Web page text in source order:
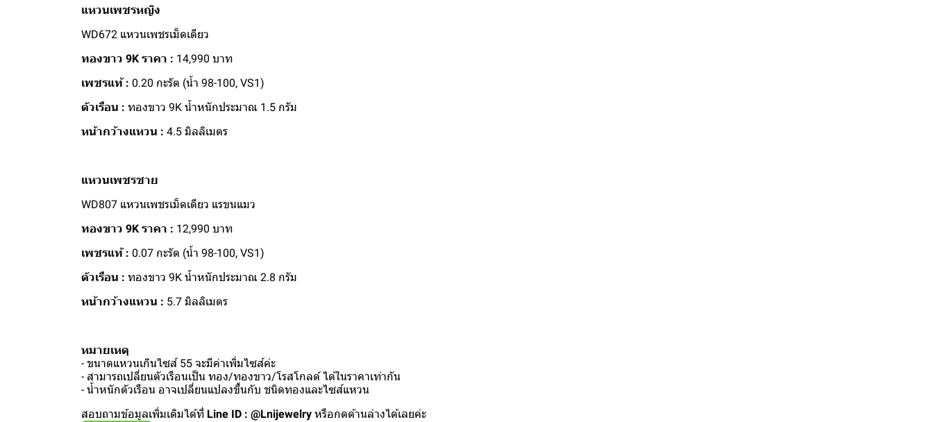
แหวนเพชรหญิง
WD672 แหวนเพชรเม็ดเดียว
ทองขาว 9K ราคา : 14,990 บาท
เพชรแท้ : 0.20 กะรัต (น้ำ 98-100, VS1)
ตัวเรือน : ทองขาว 9K น้ำหนักประมาณ 1.5 กรัม
หน้ากว้างแหวน : 4.5 มิลลิเมตร
แหวนเพชรชาย
WD807 แหวนเพชรเม็ดเดียว แรขนแมว
ทองขาว 9K ราคา : 12,990 บาท
เพชรแท้ : 0.07 กะรัต (น้ำ 98-100, VS1)
ตัวเรือน : ทองขาว 9K น้ำหนักประมาณ 2.8 กรัม
หน้ากว้างแหวน : 5.7 มิลลิเมตร
หมายเหตุ
- ขนาดแหวนเกินไซส์ 55 จะมีค่าเพิ่มไซส์ค่ะ
- สามารถเปลี่ยนตัวเรือนเป็น ทอง/ทองขาว/โรสโกลด์ ได้ในราคาเท่ากัน
- น้ำหนักตัวเรือน อาจเปลี่ยนแปลงขึ้นกับ ชนิดทองและไซส์แหวน
สอบถามข้อมูลเพิ่มเติมได้ที่ Line ID : @Lnijewelry หรือกดด้านล่างได้เลยค่ะ